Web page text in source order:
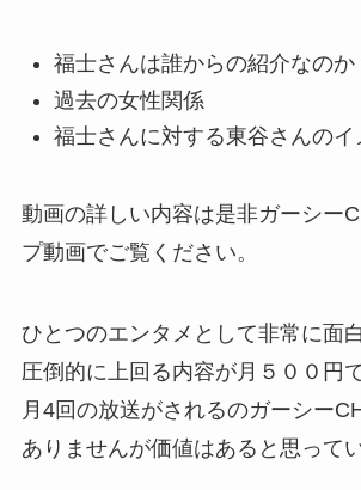
福士さんは誰からの紹介なのか
過去の女性関係
福士さんに対する東谷さんのイ
動画の詳しい内容は是非ガーシー
プ動画でご覧ください。
ひとつのエンタメとして非常に面
圧倒的に上回る内容が月５００円
月4回の放送がされるのガーシー
ありませんが価値はあると思ってい